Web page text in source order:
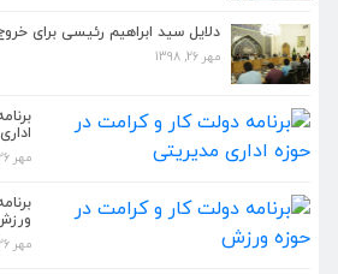
دلایل سید ابراهیم رئیسی برای
مهر 26, 1398
مهر 26, 1398
مهر 26, 1398
دلایل سید ابراهیم رئیسی برای خروج آستان
برنامه دولت کار و کرامت در حوزه اداری